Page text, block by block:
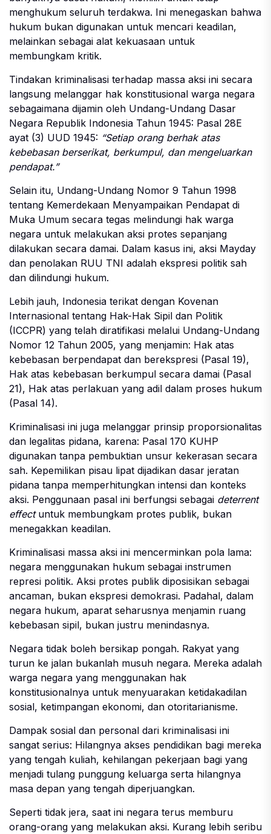
menghukum seluruh terdakwa. Ini menegaskan bahwa
hukum bukan digunakan untuk mencari keadilan,
melainkan sebagai alat kekuasaan untuk
membungkam kritik.
Tindakan kriminalisasi terhadap massa aksi ini secara
langsung melanggar hak konstitusional warga negara
sebagaimana dijamin oleh Undang-Undang Dasar
Negara Republik Indonesia Tahun 1945: Pasal 28E
ayat (3) UUD 1945: “Setiap orang berhak atas
kebebasan berserikat, berkumpul, dan mengeluarkan
pendapat.”
Selain itu, Undang-Undang Nomor 9 Tahun 1998
tentang Kemerdekaan Menyampaikan Pendapat di
Muka Umum secara tegas melindungi hak warga
negara untuk melakukan aksi protes sepanjang
dilakukan secara damai. Dalam kasus ini, aksi Mayday
dan penolakan RUU TNI adalah ekspresi politik sah
dan dilindungi hukum.
Lebih jauh, Indonesia terikat dengan Kovenan
Internasional tentang Hak-Hak Sipil dan Politik
(ICCPR) yang telah diratifikasi melalui Undang-Undang
Nomor 12 Tahun 2005, yang menjamin: Hak atas
kebebasan berpendapat dan berekspresi (Pasal 19),
Hak atas kebebasan berkumpul secara damai (Pasal
21), Hak atas perlakuan yang adil dalam proses hukum
(Pasal 14).
Kriminalisasi ini juga melanggar prinsip proporsionalitas
dan legalitas pidana, karena: Pasal 170 KUHP
digunakan tanpa pembuktian unsur kekerasan secara
sah. Kepemilikan pisau lipat dijadikan dasar jeratan
pidana tanpa memperhitungkan intensi dan konteks
aksi. Penggunaan pasal ini berfungsi sebagai deterrent
effectuntuk membungkam protes publik, bukan
menegakkan keadilan.
Kriminalisasi massa aksi ini mencerminkan pola lama:
negara menggunakan hukum sebagai instrumen
represi politik. Aksi protes publik diposisikan sebagai
ancaman, bukan ekspresi demokrasi. Padahal, dalam
negara hukum, aparat seharusnya menjamin ruang
kebebasan sipil, bukan justru menindasnya.
Negara tidak boleh bersikap pongah. Rakyat yang
turun ke jalan bukanlah musuh negara. Mereka adalah
warga negara yang menggunakan hak
konstitusionalnya untuk menyuarakan ketidakadilan
sosial, ketimpangan ekonomi, dan otoritarianisme.
Dampak sosial dan personal dari kriminalisasi ini
sangat serius: Hilangnya akses pendidikan bagi mereka
yang tengah kuliah, kehilangan pekerjaan bagi yang
menjadi tulang punggung keluarga serta hilangnya
masa depan yang tengah diperjuangkan.
Seperti tidak jera, saat ini negara terus memburu
orang-orang yang melakukan aksi. Kurang lebih seribu